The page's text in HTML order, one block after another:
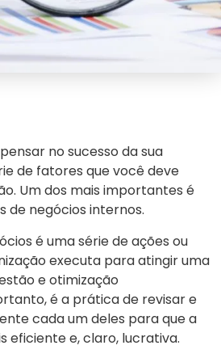
no sucesso da sua
de fatores que você deve
Um dos mais importantes é
de negócios internos.
é uma série de ações ou
executa para atingir uma
e otimização
é a prática de revisar e
cada um deles para que a
eficiente e, claro, lucrativa.